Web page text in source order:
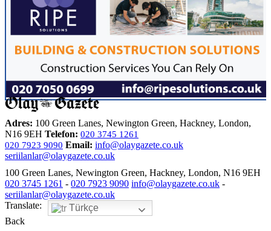
Adres: 100 Green Lanes, Newington Green, Hackney, London,
N16 9EH Telefon: 020 3745 1261
020 7923 9090 Email: info@olaygazete.co.uk
seriilanlar@olaygazete.co.uk
100 Green Lanes, Newington Green, Hackney, London, N16 9EH
020 3745 1261 - 020 7923 9090 info@olaygazete.co.uk -
seriilanlar@olaygazete.co.uk
Translate:
Türkçe
Back